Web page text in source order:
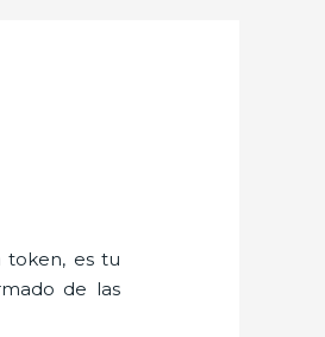
token, es tu
de las